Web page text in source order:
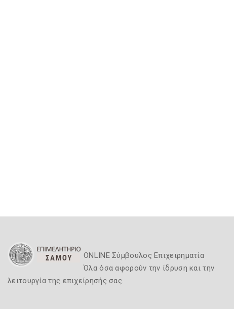
ONLINE Σύμβουλος Επιχειρηματία
Όλα όσα αφορούν την ίδρυση και την
λειτουργία της επιχείρησής σας.